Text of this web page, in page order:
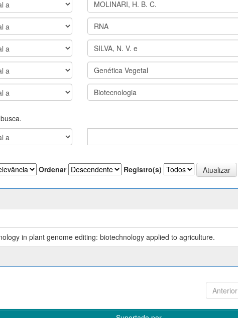
Ordenar Registro(s)
in plant genome editing: biotechnology applied to agriculture.
Anterior